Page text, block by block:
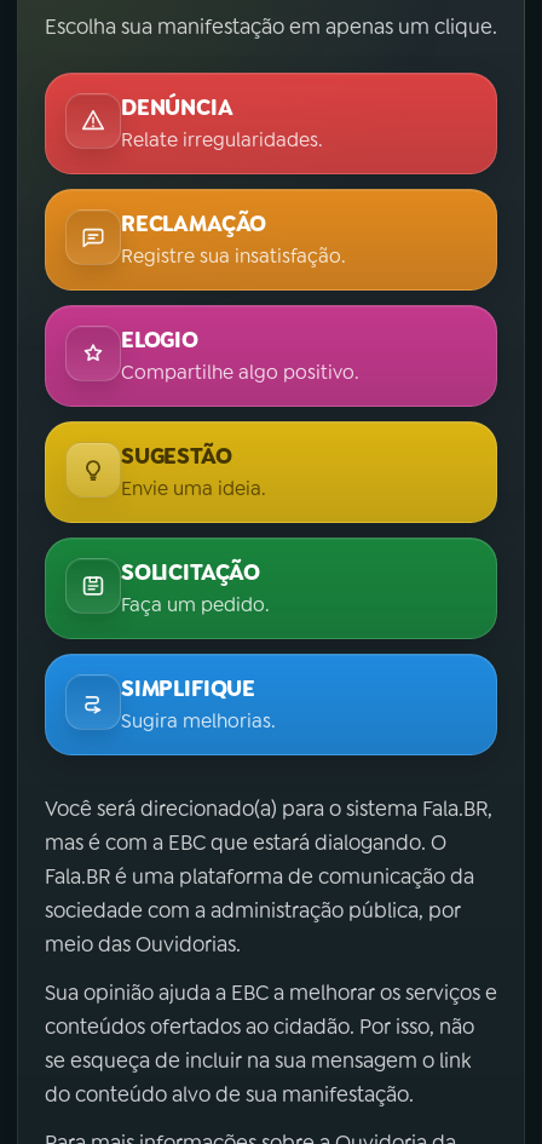
Escolha sua manifestação em apenas um clique.
DENÚNCIA
Relate irregularidades.
RECLAMAÇÃO
Registre sua insatisfação.
ELOGIO
Compartilhe algo positivo.
SUGESTÃO
Envie uma ideia.
SOLICITAÇÃO
Faça um pedido.
SIMPLIFIQUE
Sugira melhorias.
Você será direcionado(a) para o sistema Fala.BR,
mas é com a EBC que estará dialogando. O
Fala.BR é uma plataforma de comunicação da
sociedade com a administração pública, por
meio das Ouvidorias.
Sua opinião ajuda a EBC a melhorar os serviços e
conteúdos ofertados ao cidadão. Por isso, não
se esqueça de incluir na sua mensagem o link
do conteúdo alvo de sua manifestação.